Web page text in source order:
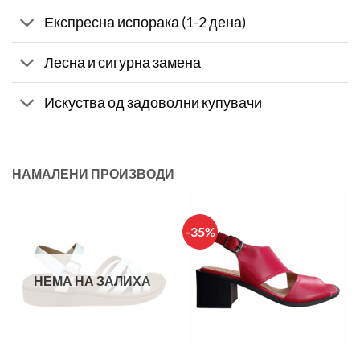
Експресна испорака (1-2 дена)
Лесна и сигурна замена
Искуства од задоволни купувачи
НАМАЛЕНИ ПРОИЗВОДИ
НЕМА НА ЗАЛИХА
-35%